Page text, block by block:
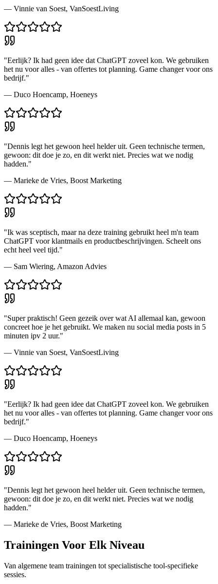
— Vinnie van Soest, VanSoestLiving
"Eerlijk? Ik had geen idee dat ChatGPT zoveel kon. We gebruiken
het nu voor alles - van offertes tot planning. Game changer voor ons
bedrijf."
— Duco Hoencamp, Hoeneys
"Dennis legt het gewoon heel helder uit. Geen technische termen,
gewoon: dit doe je zo, en dit werkt niet. Precies wat we nodig
hadden."
— Marieke de Vries, Boost Marketing
"Ik was sceptisch, maar na deze training gebruikt heel m'n team
ChatGPT voor klantmails en productbeschrijvingen. Scheelt ons
echt heel veel tijd."
— Sam Wiering, Amazon Advies
"Super praktisch! Geen gezeik over wat AI allemaal kan, gewoon
concreet hoe je het gebruikt. We maken nu social media posts in 5
minuten ipv 2 uur."
— Vinnie van Soest, VanSoestLiving
"Eerlijk? Ik had geen idee dat ChatGPT zoveel kon. We gebruiken
het nu voor alles - van offertes tot planning. Game changer voor ons
bedrijf."
— Duco Hoencamp, Hoeneys
"Dennis legt het gewoon heel helder uit. Geen technische termen,
gewoon: dit doe je zo, en dit werkt niet. Precies wat we nodig
hadden."
— Marieke de Vries, Boost Marketing
Trainingen Voor Elk Niveau
Van algemene team trainingen tot specialistische tool-specifieke
sessies.